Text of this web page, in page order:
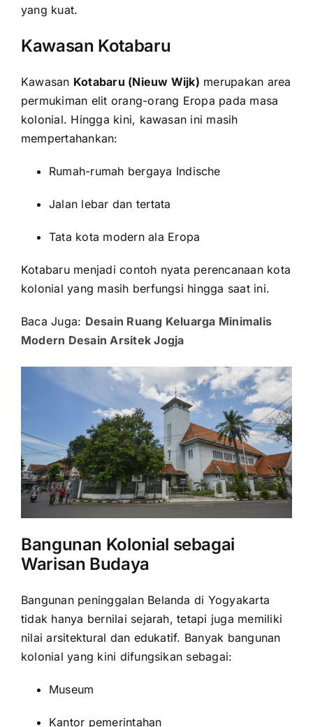
yang kuat.
Kawasan Kotabaru
Kawasan Kotabaru (Nieuw Wijk) merupakan area
permukiman elit orang-orang Eropa pada masa
kolonial. Hingga kini, kawasan ini masih
mempertahankan:
Rumah-rumah bergaya Indische
Jalan lebar dan tertata
Tata kota modern ala Eropa
Kotabaru menjadi contoh nyata perencanaan kota
kolonial yang masih berfungsi hingga saat ini.
Baca Juga: Desain Ruang Keluarga Minimalis
Modern Desain Arsitek Jogja
Bangunan Kolonial sebagai
Warisan Budaya
Bangunan peninggalan Belanda di Yogyakarta
tidak hanya bernilai sejarah, tetapi juga memiliki
nilai arsitektural dan edukatif. Banyak bangunan
kolonial yang kini difungsikan sebagai:
Museum
Kantor pemerintahan